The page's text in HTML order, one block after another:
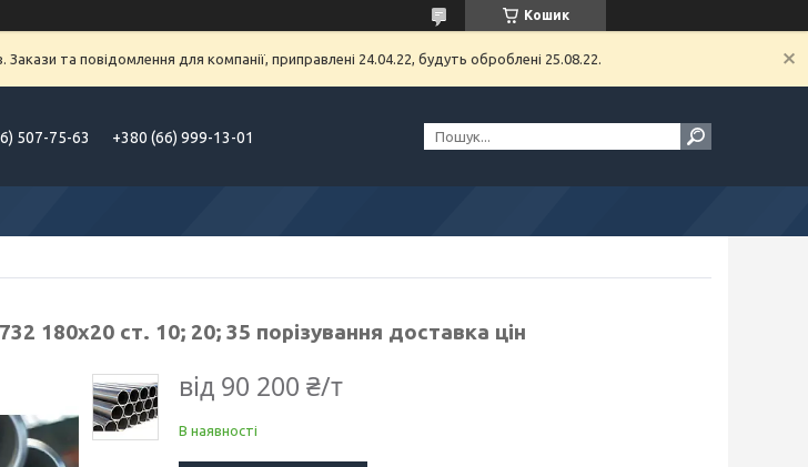
Кошик
та повідомлення для компанії, приправлені 24.04.22, будуть оброблені 25.08.22.
507-75-63 +380 (66) 999-13-01
180х20 ст. 10; 20; 35 порізування доставка цін
від 90 200 ₴/т
В наявності